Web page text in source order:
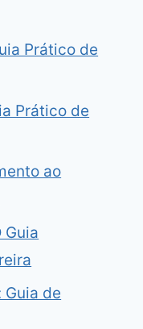
Prático de
Prático de
ao
Guia
Guia de